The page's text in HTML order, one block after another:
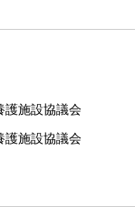
護施設協議会
護施設協議会